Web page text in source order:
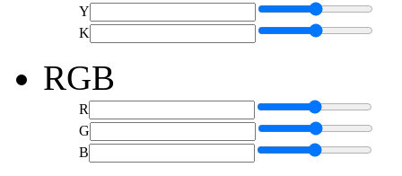
Y
K
RGB
R
G
B